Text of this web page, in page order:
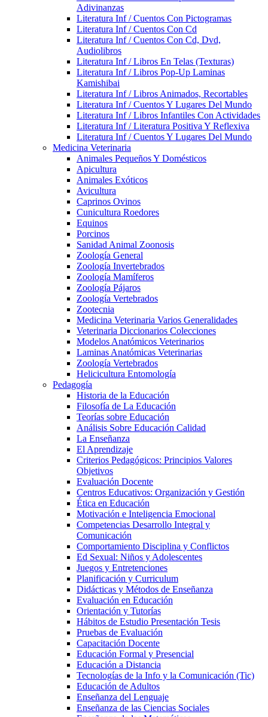
Adivinanzas
Literatura Inf / Cuentos Con Pictogramas
Literatura Inf / Cuentos Con Cd
Literatura Inf / Cuentos Con Cd, Dvd,
Audiolibros
Literatura Inf / Libros En Telas (Texturas)
Literatura Inf / Libros Pop-Up Laminas
Kamishibai
Literatura Inf / Libros Animados, Recortables
Literatura Inf / Cuentos Y Lugares Del Mundo
Literatura Inf / Libros Infantiles Con Actividades
Literatura Inf / Literatura Positiva Y Reflexiva
Literatura Inf / Cuentos Y Lugares Del Mundo
Medicina Veterinaria
Animales Pequeños Y Domésticos
Apicultura
Animales Exóticos
Avicultura
Caprinos Ovinos
Cunicultura Roedores
Equinos
Porcinos
Sanidad Animal Zoonosis
Zoología General
Zoología Invertebrados
Zoología Mamíferos
Zoología Pájaros
Zoología Vertebrados
Zootecnia
Medicina Veterinaria Varios Generalidades
Veterinaria Diccionarios Colecciones
Modelos Anatómicos Veterinarios
Laminas Anatómicas Veterinarias
Zoología Vertebrados
Helicicultura Entomología
Pedagogía
Historia de la Educación
Filosofía de La Educación
Teorías sobre Educación
Análisis Sobre Educación Calidad
La Enseñanza
El Aprendizaje
Criterios Pedagógicos: Principios Valores
Objetivos
Evaluación Docente
Centros Educativos: Organización y Gestión
Ética en Educación
Motivación e Inteligencia Emocional
Competencias Desarrollo Integral y
Comunicación
Comportamiento Disciplina y Conflictos
Ed Sexual: Niños y Adolescentes
Juegos y Entretenciones
Planificación y Curriculum
Didácticas y Métodos de Enseñanza
Evaluación en Educación
Orientación y Tutorías
Hábitos de Estudio Presentación Tesis
Pruebas de Evaluación
Capacitación Docente
Educación Formal y Presencial
Educación a Distancia
Tecnologías de la Info y la Comunicación (Tic)
Educación de Adultos
Enseñanza del Lenguaje
Enseñanza de las Ciencias Sociales